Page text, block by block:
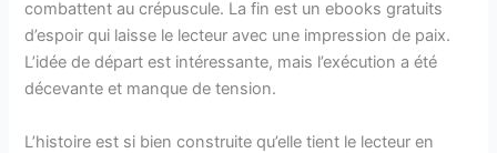
combattent au crépuscule. La fin est un ebooks gratuits
d’espoir qui laisse le lecteur avec une impression de paix.
L’idée de départ est intéressante, mais l’exécution a été
décevante et manque de tension.
L’histoire est si bien construite qu’elle tient le lecteur en